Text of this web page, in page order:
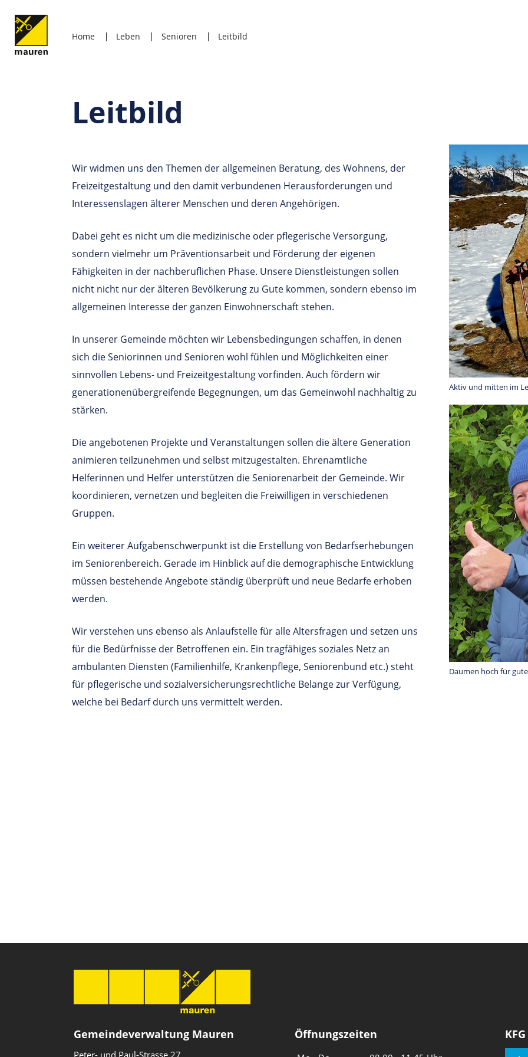
Home Leben Senioren Leitbild
Leitbild
Wir widmen uns den Themen der allgemeinen Beratung, des Wohnens, der
Freizeitgestaltung und den damit verbundenen Herausforderungen und
Interessenslagen älterer Menschen und deren Angehörigen.
Dabei geht es nicht um die medizinische oder pflegerische Versorgung,
sondern vielmehr um Präventionsarbeit und Förderung der eigenen
Fähigkeiten in der nachberuflichen Phase. Unsere Dienstleistungen sollen
nicht nicht nur der älteren Bevölkerung zu Gute kommen, sondern ebenso im
allgemeinen Interesse der ganzen Einwohnerschaft stehen.
In unserer Gemeinde möchten wir Lebensbedingungen schaffen, in denen
sich die Seniorinnen und Senioren wohl fühlen und Möglichkeiten einer
sinnvollen Lebens- und Freizeitgestaltung vorfinden. Auch fördern wir
generationenübergreifende Begegnungen, um das Gemeinwohl nachhaltig zu
stärken.
Die angebotenen Projekte und Veranstaltungen sollen die ältere Generation
animieren teilzunehmen und selbst mitzugestalten. Ehrenamtliche
Helferinnen und Helfer unterstützen die Seniorenarbeit der Gemeinde. Wir
koordinieren, vernetzen und begleiten die Freiwilligen in verschiedenen
Gruppen.
Ein weiterer Aufgabenschwerpunkt ist die Erstellung von Bedarfserhebungen
im Seniorenbereich. Gerade im Hinblick auf die demographische Entwicklung
müssen bestehende Angebote ständig überprüft und neue Bedarfe erhoben
werden.
Wir verstehen uns ebenso als Anlaufstelle für alle Altersfragen und setzen uns
für die Bedürfnisse der Betroffenen ein. Ein tragfähiges soziales Netz an
ambulanten Diensten (Familienhilfe, Krankenpflege, Seniorenbund etc.) steht
für pflegerische und sozialversicherungsrechtliche Belange zur Verfügung,
welche bei Bedarf durch uns vermittelt werden.
Aktiv und mitten im
Daumen hoch für
Gemeindeverwaltung Mauren Öffnungszeiten